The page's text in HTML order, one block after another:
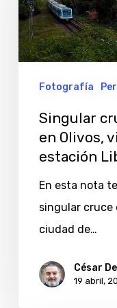
trenes
en
Olivos,
vistoFotografía
Singular
en Olivos,
estación
En esta nota
singular cruce
ciudad de…
César
19 abril,